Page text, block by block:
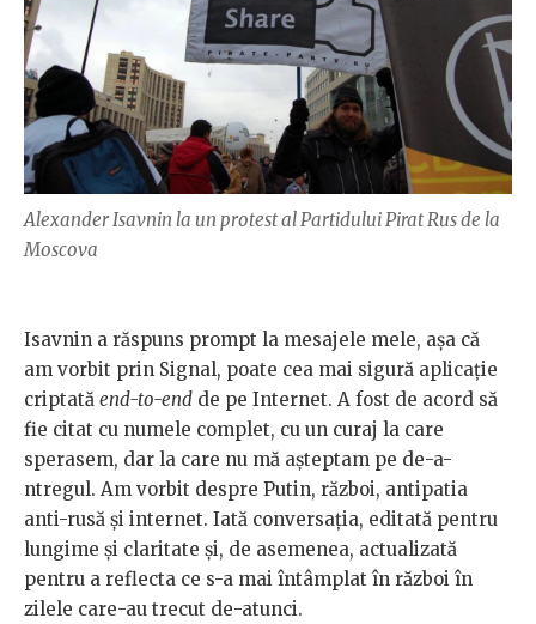
Alexander Isavnin la un protest al Partidului Pirat Rus de la
Moscova
Isavnin a răspuns prompt la mesajele mele, așa că
am vorbit prin Signal, poate cea mai sigură aplicație
criptată end-to-end de pe Internet. A fost de acord să
fie citat cu numele complet, cu un curaj la care
sperasem, dar la care nu mă așteptam pe de-a-
ntregul. Am vorbit despre Putin, război, antipatia
anti-rusă și internet. Iată conversația, editată pentru
lungime și claritate și, de asemenea, actualizată
pentru a reflecta ce s-a mai întâmplat în război în
zilele care-au trecut de-atunci.